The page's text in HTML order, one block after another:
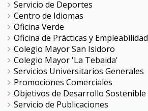
Servicio de Deportes
Centro de Idiomas
Oficina Verde
Oficina de Prácticas y Empleabilidad
Colegio Mayor San Isidoro
Colegio Mayor 'La Tebaida'
Servicios Universitarios Generales
Promociones Comerciales
Objetivos de Desarrollo Sostenible
Servicio de Publicaciones